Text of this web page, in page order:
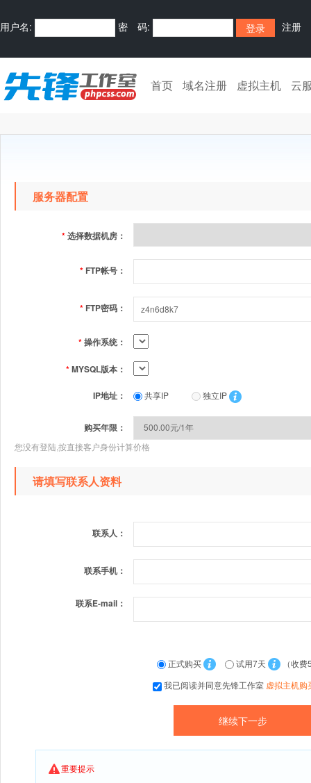
用户名: 密 码: 注册
首页 域名注册 虚拟主机 云
服务器配置
*选择数据机房：
* FTP帐号：
* FTP密码：
*操作系统：
*MYSQL版本：
IP地址： 共享IP 独立IP
购买年限：
您没有登陆,按直接客户身份计算价格
请填写联系人资料
联系人：
联系手机：
联系E-mail：
正式购买 试用7天
（收费
我已阅读并同意先锋工作室 虚拟主机购
重要提示